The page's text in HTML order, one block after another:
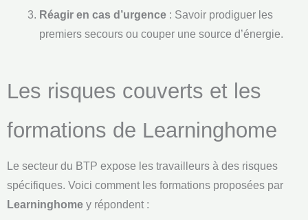
Réagir en cas d’urgence: Savoir prodiguer les
premiers secours ou couper une source d’énergie.
Les risques couverts et les
formations de Learninghome
Le secteur du BTP expose les travailleurs à des risques
spécifiques. Voici comment les formations proposées par
Learninghome y répondent :